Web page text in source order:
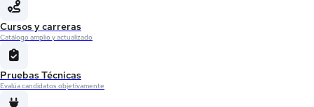
Cursos y carreras
Catálogo amplio y actualizado
Pruebas Técnicas
Evalúa candidatos objetivamente